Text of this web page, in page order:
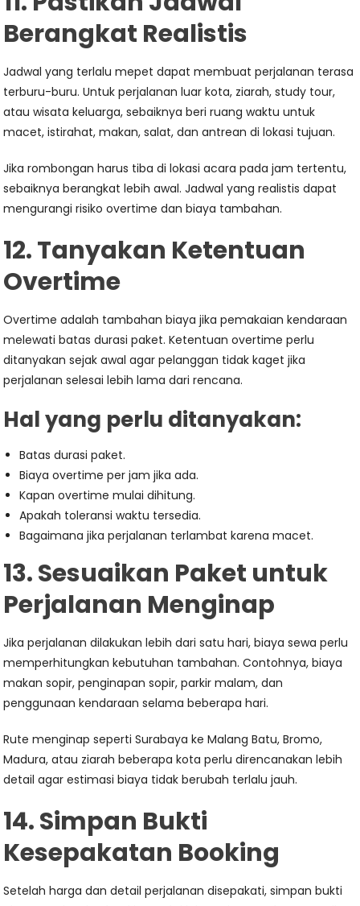
Berangkat Realistis
Jadwal yang terlalu mepet dapat membuat perjalanan terasa
terburu-buru. Untuk perjalanan luar kota, ziarah, study tour,
atau wisata keluarga, sebaiknya beri ruang waktu untuk
macet, istirahat, makan, salat, dan antrean di lokasi tujuan.
Jika rombongan harus tiba di lokasi acara pada jam tertentu,
sebaiknya berangkat lebih awal. Jadwal yang realistis dapat
mengurangi risiko overtime dan biaya tambahan.
12. Tanyakan Ketentuan
Overtime
Overtime adalah tambahan biaya jika pemakaian kendaraan
melewati batas durasi paket. Ketentuan overtime perlu
ditanyakan sejak awal agar pelanggan tidak kaget jika
perjalanan selesai lebih lama dari rencana.
Hal yang perlu ditanyakan:
Batas durasi paket.
Biaya overtime per jam jika ada.
Kapan overtime mulai dihitung.
Apakah toleransi waktu tersedia.
Bagaimana jika perjalanan terlambat karena macet.
13. Sesuaikan Paket untuk
Perjalanan Menginap
Jika perjalanan dilakukan lebih dari satu hari, biaya sewa perlu
memperhitungkan kebutuhan tambahan. Contohnya, biaya
makan sopir, penginapan sopir, parkir malam, dan
penggunaan kendaraan selama beberapa hari.
Rute menginap seperti Surabaya ke Malang Batu, Bromo,
Madura, atau ziarah beberapa kota perlu direncanakan lebih
detail agar estimasi biaya tidak berubah terlalu jauh.
14. Simpan Bukti
Kesepakatan Booking
Setelah harga dan detail perjalanan disepakati, simpan bukti